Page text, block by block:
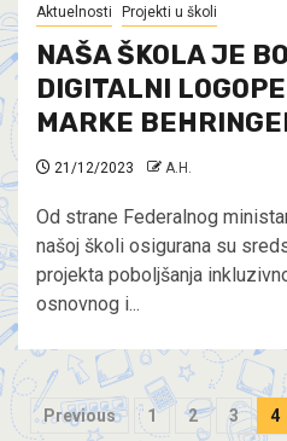
Aktuelnosti Projekti u školi
NAŠA ŠKOLA JE
DIGITALNI
MARKE
21/12/2023 A.H.
Od strane Federalnog
našoj školi osigurana su
projekta poboljšanja
osnovnog i...
Previous 1 2 3 4